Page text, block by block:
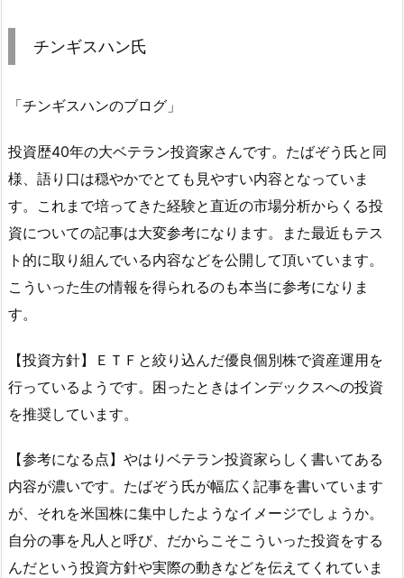
チンギスハン氏
「チンギスハンのブログ」
投資歴40年の大ベテラン投資家さんです。たばぞう氏と同
様、語り口は穏やかでとても見やすい内容となっていま
す。これまで培ってきた経験と直近の市場分析からくる投
資についての記事は大変参考になります。また最近もテス
ト的に取り組んでいる内容などを公開して頂いています。
こういった生の情報を得られるのも本当に参考になりま
す。
【投資方針】ＥＴＦと絞り込んだ優良個別株で資産運用を
行っているようです。困ったときはインデックスへの投資
を推奨しています。
【参考になる点】やはりベテラン投資家らしく書いてある
内容が濃いです。たばぞう氏が幅広く記事を書いています
が、それを米国株に集中したようなイメージでしょうか。
自分の事を凡人と呼び、だからこそこういった投資をする
んだという投資方針や実際の動きなどを伝えてくれていま